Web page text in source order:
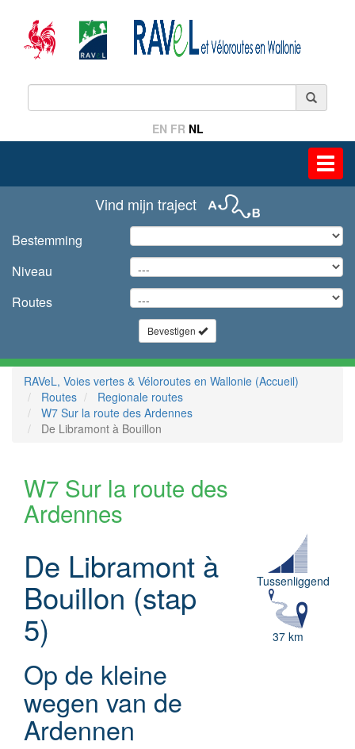
EN FR NL
Vind mijn traject
Bestemming
Niveau
Routes
Bevestigen
RAVeL, Voies vertes & Véloroutes en Wallonie (Accueil)
Routes
Regionale routes
W7 Sur la route des Ardennes
De Libramont à Bouillon
W7 Sur la route des
Ardennes
De Libramont à
Bouillon (stap
5)
Op de kleine
wegen van de
Ardennen
Tussenliggend
37 km